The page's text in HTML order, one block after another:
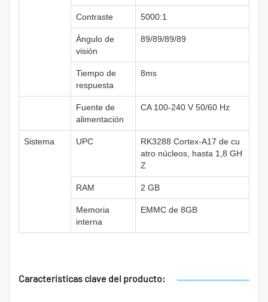
Contraste 5000:1
Ángulo de
visión
89/89/89/89
Tiempo de
respuesta
8ms
Fuente de
alimentación
CA 100-240 V 50/60 Hz
Sistema UPC
RK3288 Cortex-A17 de cu
atro núcleos, hasta 1,8 GH
Z
RAM 2 GB
Memoria
interna
EMMC de 8GB
Características clave del producto: